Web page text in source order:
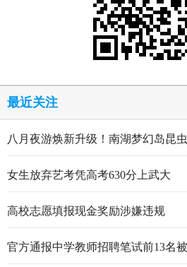
最近关注
八月夜游焕新升级！南湖梦幻岛昆
女生放弃艺考凭高考630分上武大
高校志愿填报现金奖励涉嫌违规
官方通报中学教师招聘笔试前13名